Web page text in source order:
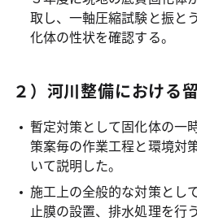
取し、一軸圧縮試験と振と
化体の性状を確認する。
２）河川整備における
暫定対策として固化体の一
策案毎の作業工程と環境対
いて説明した。
施工上の全般的な対策とし
止膜の設置、排水処理を行う